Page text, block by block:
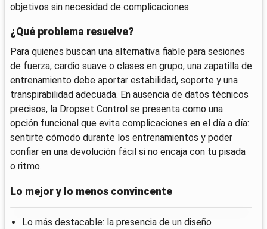
objetivos sin necesidad de complicaciones.
¿Qué problema resuelve?
Para quienes buscan una alternativa fiable para sesiones
de fuerza, cardio suave o clases en grupo, una zapatilla de
entrenamiento debe aportar estabilidad, soporte y una
transpirabilidad adecuada. En ausencia de datos técnicos
precisos, la Dropset Control se presenta como una
opción funcional que evita complicaciones en el día a día:
sentirte cómodo durante los entrenamientos y poder
confiar en una devolución fácil si no encaja con tu pisada
o ritmo.
Lo mejor y lo menos convincente
Lo más destacable: la presencia de un diseño